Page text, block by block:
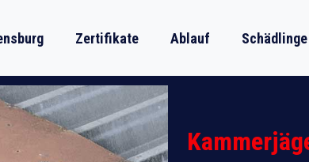
Zertifikate Ablauf Schädlinge